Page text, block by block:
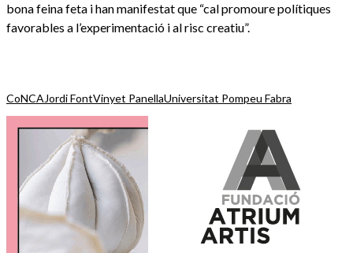
bona feina feta i han manifestat que “cal promoure polítiques
favorables a l’experimentació i al risc creatiu”.
CoNCAJordi FontVinyet PanellaUniversitat Pompeu Fabra